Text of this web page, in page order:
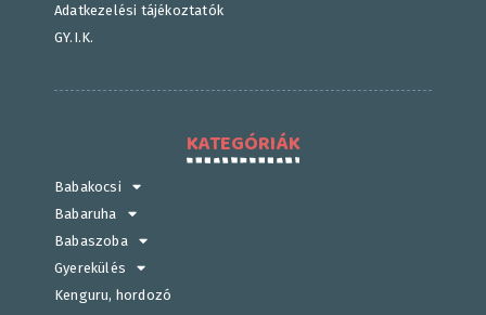
Adatkezelési tájékoztatók
GY.I.K.
KATEGÓRIÁK
Babakocsi
Babaruha
Babaszoba
Gyerekülés
Kenguru, hordozó